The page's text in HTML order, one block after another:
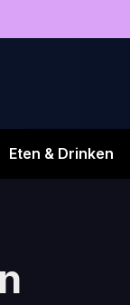
Eten & Drinken